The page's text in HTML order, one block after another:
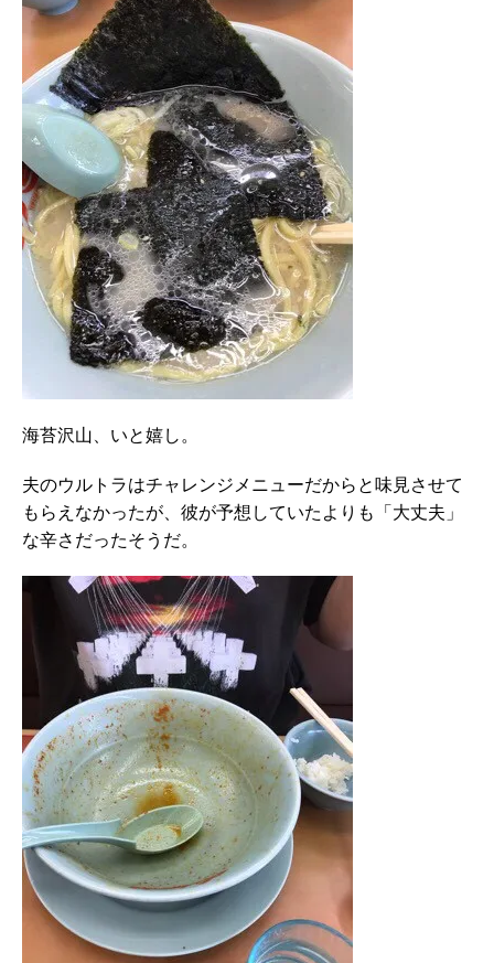
海苔沢山、いと嬉し。
夫のウルトラはチャレンジメニューだからと味見させて
もらえなかったが、彼が予想していたよりも「大丈夫」
な辛さだったそうだ。